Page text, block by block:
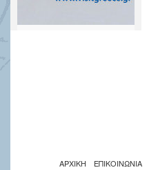
ΑΡΧΙΚΗ ΕΠΙΚΟΙΝΩΝΙΑ